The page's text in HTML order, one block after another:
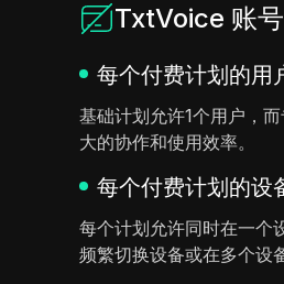
TxtVoice 账
每个付费计划的用
基础计划允许1个用户，
大的协作和使用效率。
每个付费计划的设
每个计划允许同时在一个
频繁切换设备或在多个设